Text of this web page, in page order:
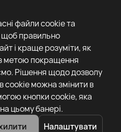
файли cookie та
щоб правильно
і краще розуміти, як
метою покращення
Рішення щодо дозволу
cookie можна змінити в
кнопки cookie, яка
цьому банері.
Налаштувати